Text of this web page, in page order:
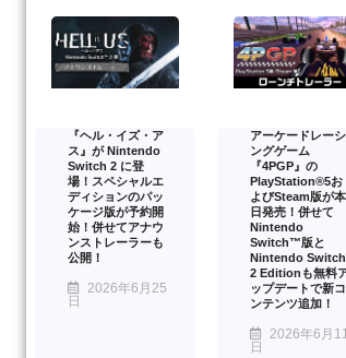
『ヘル・イズ・ア
ス』が Nintendo
Switch 2 に登
場！スペシャルエ
ディションのパッ
ケージ版が予約開
始！併せてアナウ
ンストレーラーも
公開！
2026年6月25
日
アーケードレーシ
ングゲーム
『4PGP』の
PlayStation®5お
よびSteam版が本
日発売！併せて
Nintendo
Switch™版と
Nintendo Switch
2 Editionも無料
ップデートで新コ
ンテンツ追加！
2026年6月
日